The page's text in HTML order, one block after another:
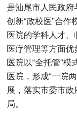
是汕尾市人民政
创新“政校医”合
医院的学科人才
医疗管理等方面
医院以“全托管”
医院，形成“一院
展，落实市委市政
局。